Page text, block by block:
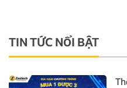
TIN TỨC NỔI BẬT